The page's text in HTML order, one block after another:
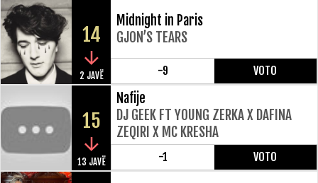
14
2 JAVË
Midnight in Paris
GJON’S TEARS
-9 VOTO
15
13 JAVË
Nafije
DJ GEEK FT YOUNG ZERKA X DAFINA
ZEQIRI X MC KRESHA
-1 VOTO